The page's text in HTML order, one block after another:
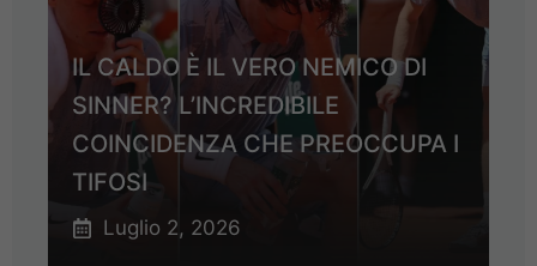
IL CALDO È IL VERO NEMICO DI
SINNER? L’INCREDIBILE
COINCIDENZA CHE PREOCCUPA I
TIFOSI
Luglio 2, 2026